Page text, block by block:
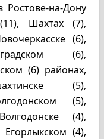
Ростове-на-Дону
Шахтах (7),
(6),
(6),
(6) районах,
(5),
(5),
(4),
(4),